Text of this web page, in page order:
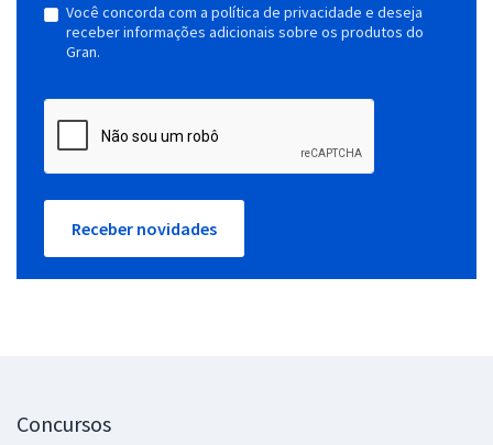
Você concorda com a política de privacidade e deseja
receber informações adicionais sobre os produtos do
Gran.
Receber novidades
Concursos